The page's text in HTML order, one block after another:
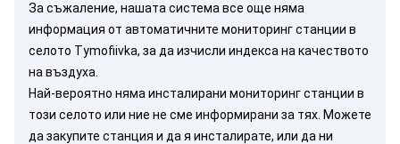
За съжаление, нашата система все още няма
информация от автоматичните мониторинг станции в
селото Tymofiivka, за да изчисли индекса на качеството
на въздуха.
Най-вероятно няма инсталирани мониторинг станции в
този селото или ние не сме информирани за тях. Можете
да закупите станция и да я инсталирате, или да ни